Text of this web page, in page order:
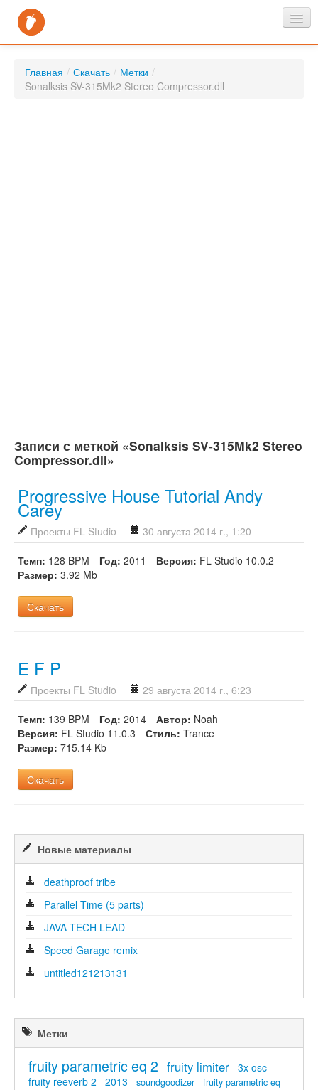
Новости
Главная / Скачать / Метки /
Sonalksis SV-315Mk2 Stereo Compressor.dll
Записи с меткой «Sonalksis SV-315Mk2 Stereo
Compressor.dll»
Progressive House Tutorial Andy
Carey
Проекты FL Studio 30 августа 2014 г., 1:20
Темп: 128 BPM Год: 2011 Версия: FL Studio 10.0.2
Размер: 3.92 Mb
Скачать
E F P
Проекты FL Studio 29 августа 2014 г., 6:23
Темп: 139 BPM Год: 2014 Автор: Noah
Версия: FL Studio 11.0.3 Стиль: Trance
Размер: 715.14 Kb
Скачать
Новые материалы
deathproof tribe
Parallel Time (5 parts)
JAVA TECH LEAD
Speed Garage remix
untitled121213131
Метки
fruity parametric eq 2 fruity limiter 3x osc
fruity reeverb 2
2013 soundgoodizer
fruity parametric eq